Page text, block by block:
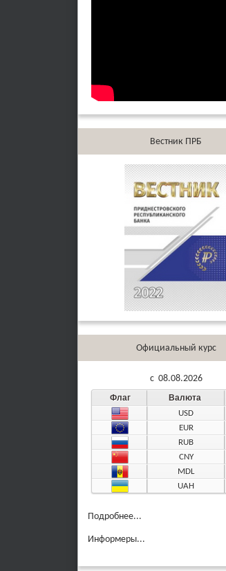
Вестник ПРБ
Официальный курс
c 08.08.2026
Флаг Валюта
USD
EUR
RUB
CNY
MDL
UAH
Подробнее...
Информеры...